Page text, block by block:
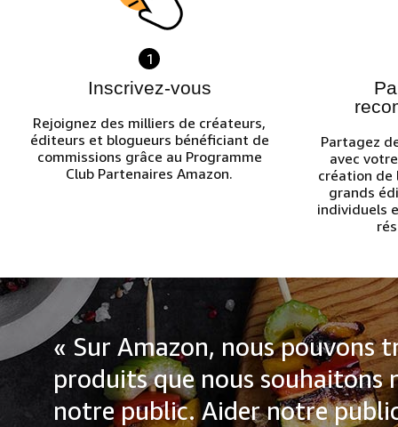
1
Inscrivez-vous
Rejoignez des milliers de créateurs,
éditeurs et blogueurs bénéficiant de
commissions grâce au Programme
Club Partenaires Amazon.
Partagez
avec
création de
grands
individuels
« Sur Amazon, nous pouvons
produits que nous souhaitons
notre public. Aider notre